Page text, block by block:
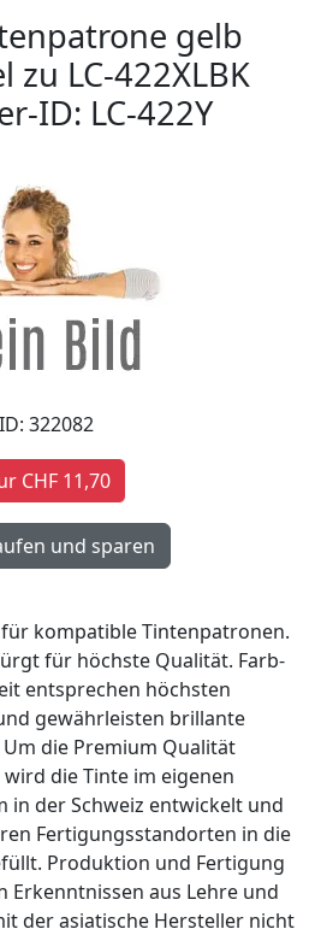
gelb
zu LC-422XLBK
ID: LC-422Y
ID: 322082
CHF 11,70
kompatible Tintenpatronen.
für höchste Qualität. Farb-
entsprechen höchsten
gewährleisten brillante
die Premium Qualität
die Tinte im eigenen
in der Schweiz entwickelt und
Fertigungsstandorten in die
Produktion und Fertigung
Erkenntnissen aus Lehre und
der asiatische Hersteller nicht